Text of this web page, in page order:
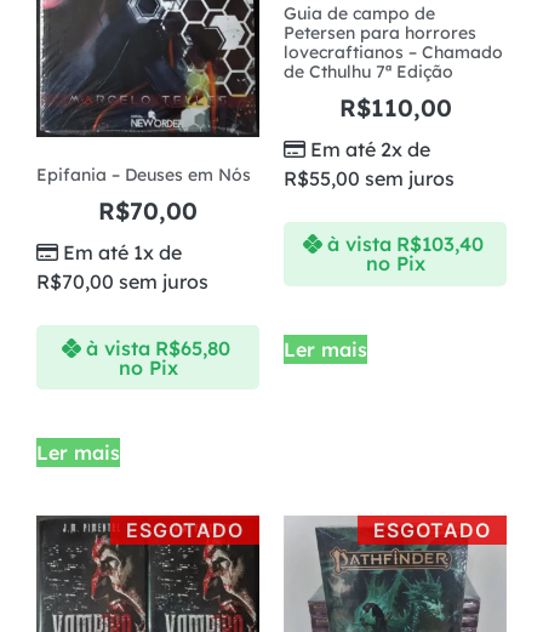
Epifania – Deuses em Nós
R$70,00
Em até 1x de
R$70,00 sem juros
à vista R$65,80
no Pix
Ler mais
Guia de campo de
Petersen para horrores
lovecraftianos – Chamado
de Cthulhu 7ª Edição
R$110,00
Em até 2x de
R$55,00 sem juros
à vista R$103,40
no Pix
Ler mais
ESGOTADO ESGOTADO